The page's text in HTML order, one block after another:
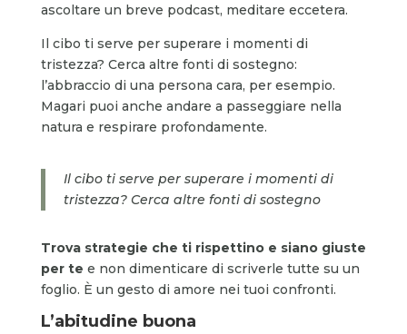
ascoltare un breve podcast, meditare eccetera.
Il cibo ti serve per superare i momenti di
tristezza? Cerca altre fonti di sostegno:
l’abbraccio di una persona cara, per esempio.
Magari puoi anche andare a passeggiare nella
natura e respirare profondamente.
Il cibo ti serve per superare i momenti di
tristezza? Cerca altre fonti di sostegno
Trova strategie che ti rispettino e siano giuste
per te e non dimenticare di scriverle tutte su un
foglio. È un gesto di amore nei tuoi confronti.
L’abitudine buona